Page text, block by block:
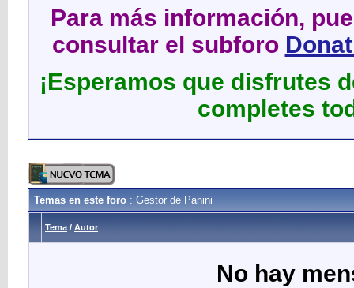
Para más información,
consultar el subforo
¡Esperamos que disfrutes
completes
Temas en este foro : Gestor de Panini
Tema / Autor
No hay